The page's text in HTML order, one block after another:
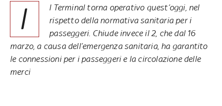
I
l Terminal torna operativo quest’oggi, nel
rispetto della normativa sanitaria per i
passeggeri. Chiude invece il 2, che dal 16
marzo, a causa dell’emergenza sanitaria, ha garantito
le connessioni per i passeggeri e la circolazione delle
merci